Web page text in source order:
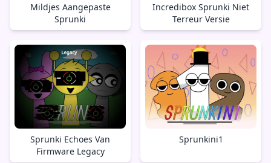
Mildjes Aangepaste
Sprunki
Incredibox Sprunki Niet
Terreur Versie
Sprunki Echoes Van
Firmware Legacy
Sprunkini1